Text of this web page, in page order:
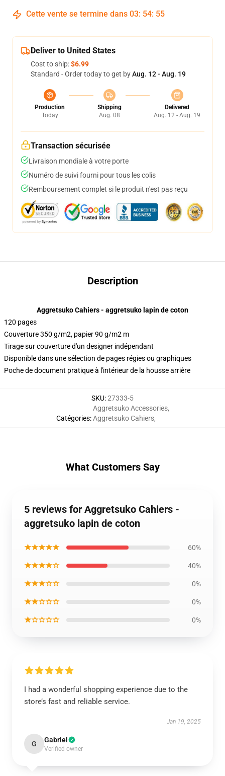
Cette vente se termine dans 03: 54: 54
Deliver to United States
Cost to ship:$6.99
Standard - Order today to get byAug. 12 - Aug. 19
Production
Today
Shipping
Aug. 08
Delivered
Aug. 12 - Aug. 19
Transaction sécurisée
Livraison mondiale à votre porte
Numéro de suivi fourni pour tous les colis
Remboursement complet si le produit n'est pas reçu
Description
Aggretsuko Cahiers - aggretsuko lapin de coton
120 pages
Couverture 350 g/m2, papier 90 g/m2 m
Tirage sur couverture d'un designer indépendant
Disponible dans une sélection de pages régies ou graphiques
Poche de document pratique à l'intérieur de la housse arrière
SKU:27333-5
Catégories:
Aggretsuko Accessories,
Aggretsuko Cahiers,
What Customers Say
5 reviews for Aggretsuko Cahiers -
aggretsuko lapin de coton
★★★★★ 60%
★★★★☆ 40%
★★★☆☆ 0%
★★☆☆☆ 0%
★☆☆☆☆ 0%
I had a wonderful shopping experience due to the
store’s fast and reliable service.
Jan 19, 2025
G Gabriel
Verified owner